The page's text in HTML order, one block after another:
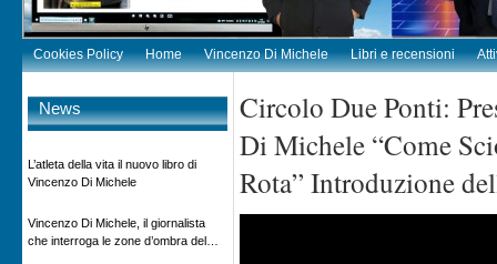
Cookies Policy Home Vincenzo Di Michele Libri e recensioni
News
L’atleta della vita il nuovo libro di
Vincenzo Di Michele
Vincenzo Di Michele, il giornalista
che interroga le zone d’ombra del
Circolo Due Ponti:
Di Michele “Come
Rota” Introduzione